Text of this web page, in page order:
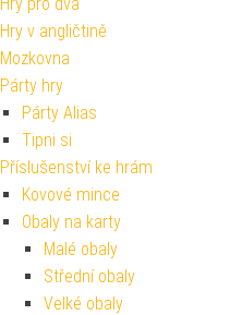
Hry v angličtině
Mozkovna
Párty hry
Párty Alias
Tipni si
Příslušenství ke hrám
Kovové mince
Obaly na karty
Malé obaly
Střední obaly
Velké obaly